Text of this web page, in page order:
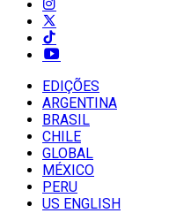
EDIÇÕES
ARGENTINA
BRASIL
CHILE
GLOBAL
MÉXICO
PERU
US ENGLISH